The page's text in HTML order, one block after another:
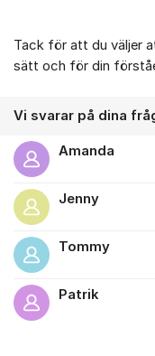
Tack för att du väljer
sätt och för din
Vi svarar på dina
Amanda
Jenny
Tommy
Patrik